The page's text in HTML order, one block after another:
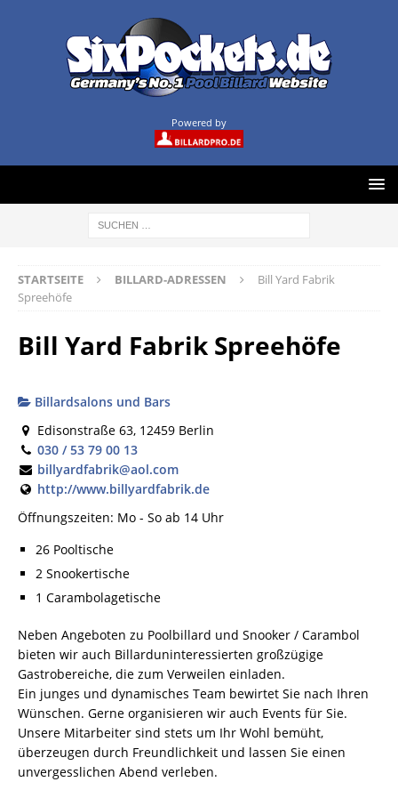
Powered by
STARTSEITE BILLARD-ADRESSEN
Bill Yard Fabrik
Spreehöfe
Bill Yard Fabrik Spreehöfe
Billardsalons und Bars
Edisonstraße 63, 12459 Berlin
030 / 53 79 00 13
billyardfabrik@aol.com
http://www.billyardfabrik.de
Öffnungszeiten: Mo - So ab 14 Uhr
26 Pooltische
2 Snookertische
1 Carambolagetische
Neben Angeboten zu Poolbillard und Snooker / Carambol
bieten wir auch Billarduninteressierten großzügige
Gastrobereiche, die zum Verweilen einladen.
Ein junges und dynamisches Team bewirtet Sie nach Ihren
Wünschen. Gerne organisieren wir auch Events für Sie.
Unsere Mitarbeiter sind stets um Ihr Wohl bemüht,
überzeugen durch Freundlichkeit und lassen Sie einen
unvergesslichen Abend verleben.